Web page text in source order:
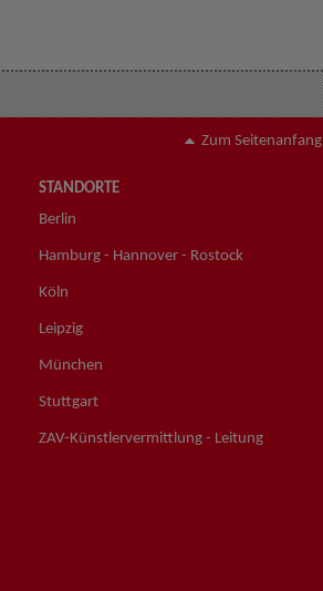
Zum Seitenanfang
STANDORTE
Berlin
Hamburg - Hannover - Rostock
Köln
Leipzig
München
Stuttgart
ZAV-Künstlervermittlung - Leitung